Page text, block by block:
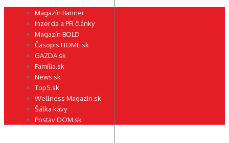
Preskočiť Magazín Banner
Inzercia a PR články
Magazín BOLD
Časopis HOME.sk
GAZDA.sk
Família.sk
News.sk
Top5.sk
Wellness Magazin.sk
Šálka kávy
Postav DOM.sk